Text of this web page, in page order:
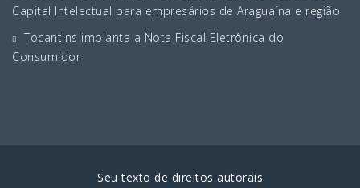
Capital Intelectual para empresários de Araguaína e região
Tocantins implanta a Nota Fiscal Eletrônica do
Consumidor
Seu texto de direitos autorais